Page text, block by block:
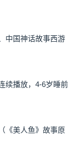
中国神话故事西游
续播放，4-6岁睡前
《美人鱼》故事原